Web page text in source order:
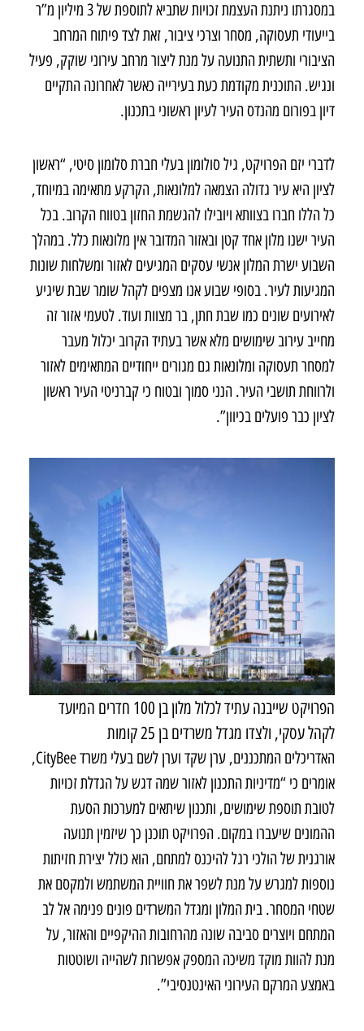
במסגרתו ניתנת העצמת זכויות שתביא לתוספת של 3 מיליון מ”ר
בייעודי תעסוקה, מסחר וצרכי ציבור, זאת לצד פיתוח המרחב
הציבורי ותשתית התנועה על מנת ליצור מרחב עירוני שוקק, פעיל
ונגיש. התוכנית מקודמת כעת בעירייה כאשר לאחרונה התקיים
דיון בפורום מהנדס העיר לעיון ראשוני בתכנון.
לדברי יזם הפרויקט, גיל סולומון בעלי חברת סלומון סיטי, “ראשון
לציון היא עיר גדולה הצמאה למלונאות, הקרקע מתאימה במיוחד,
כל הללו חברו בצוותא ויובילו להגשמת החזון בטווח הקרוב. בכל
העיר ישנו מלון אחד קטן ובאזור המדובר אין מלונאות כלל. במהלך
השבוע ישרת המלון אנשי עסקים המגיעים לאזור ומשלחות שונות
המגיעות לעיר. בסופי שבוע אנו מצפים לקהל שומר שבת שיגיע
לאירועים שונים כמו שבת חתן, בר מצוות ועוד. לטעמי אזור זה
מחייב עירוב שימושים מלא אשר בעתיד הקרוב יכלול מעבר
למסחר תעסוקה ומלונאות גם מגורים ייחודיים המתאימים לאזור
ולרווחת תושבי העיר. הנני סמוך ובטוח כי קברניטי העיר ראשון
לציון כבר פועלים בכיוון”.
הפרויקט שייבנה עתיד לכלול מלון בן 100 חדרים המיועד
לקהל עסקי, ולצדו מגדל משרדים בן 25 קומות
האדריכלים המתכננים, ערן שקד וערן לשם בעלי משרד CityBee,
אומרים כי “מדיניות התכנון לאזור שמה דגש על הגדלת זכויות
לטובת תוספת שימושים, ותכנון שיתאים למערכות הסעת
ההמונים שיעברו במקום. הפרויקט תוכנן כך שיזמין תנועה
אורגנית של הולכי רגל להיכנס למתחם, הוא כולל יצירת חזיתות
נוספות למגרש על מנת לשפר את חוויית המשתמש ולמקסם את
שטחי המסחר. בית המלון ומגדל המשרדים פונים פנימה אל לב
המתחם ויוצרים סביבה שונה מהרחובות ההיקפיים והאזור, על
מנת להוות מוקד משיכה המספק אפשרות לשהייה ושוטטות
באמצע המרקם העירוני האינטנסיבי”.